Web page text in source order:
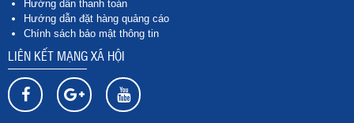
Hướng dẫn thanh toán
Hướng dẫn đặt hàng quảng cáo
Chính sách bảo mật thông tin
LIÊN KẾT MẠNG XÃ HỘI